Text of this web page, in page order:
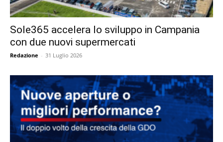
Sole365 accelera lo sviluppo in Campania
con due nuovi supermercati
Redazione - 31 Luglio 2026